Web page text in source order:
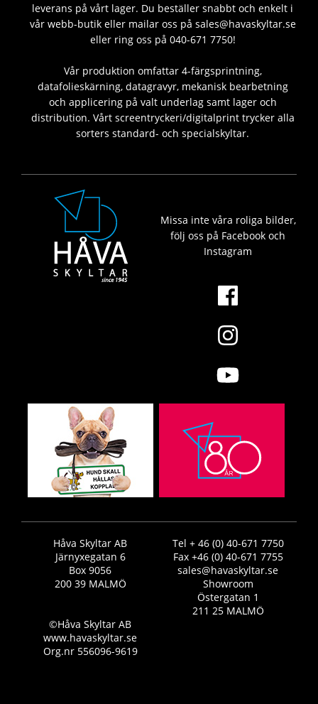
leverans på vårt lager. Du beställer snabbt och enkelt i
vår webb-butik eller mailar oss på sales@havaskyltar.se
eller ring oss på 040-671 7750!
Vår produktion omfattar 4-färgsprintning,
datafolieskärning, datagravyr, mekanisk bearbetning
och applicering på valt underlag samt lager och
distribution. Vårt screentryckeri/digitalprint trycker alla
sorters standard- och specialskyltar.
Missa inte våra roliga bilder,
följ oss på Facebook och
Instagram
Håva Skyltar AB
Järnyxegatan 6
Box 9056
200 39 MALMÖ
Tel + 46 (0) 40-671 7750
Fax +46 (0) 40-671 7755
sales@havaskyltar.se
Showroom
Östergatan 1
211 25 MALMÖ
©Håva Skyltar AB
www.havaskyltar.se
Org.nr 556096-9619